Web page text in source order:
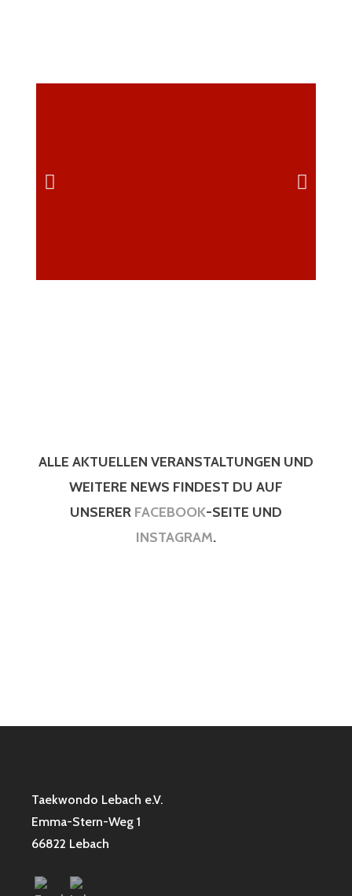
ALLE AKTUELLEN VERANSTALTUNGEN UND
WEITERE NEWS FINDEST DU AUF
UNSERER FACEBOOK-SEITE UND
INSTAGRAM.
Taekwondo Lebach e.V.
Emma-Stern-Weg 1
66822 Lebach